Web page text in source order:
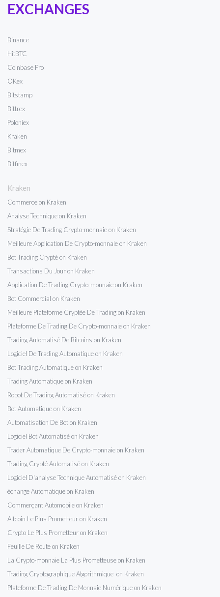
EXCHANGES
Binance
HitBTC
Coinbase Pro
OKex
Bitstamp
Bittrex
Poloniex
Kraken
Bitmex
Bitfinex
Kraken
Commerce on Kraken
Analyse Technique on Kraken
Stratégie De Trading Crypto-monnaie on Kraken
Meilleure Application De Crypto-monnaie on Kraken
Bot Trading Crypté on Kraken
Transactions Du Jour on Kraken
Application De Trading Crypto-monnaie on Kraken
Bot Commercial on Kraken
Meilleure Plateforme Cryptée De Trading on Kraken
Plateforme De Trading De Crypto-monnaie on Kraken
Trading Automatisé De Bitcoins on Kraken
Logiciel De Trading Automatique on Kraken
Bot Trading Automatique on Kraken
Trading Automatique on Kraken
Robot De Trading Automatisé on Kraken
Bot Automatique on Kraken
Automatisation De Bot on Kraken
Logiciel Bot Automatisé on Kraken
Trader Automatique De Crypto-monnaie on Kraken
Trading Crypté Automatisé on Kraken
Logiciel D'analyse Technique Automatisé on Kraken
échange Automatique on Kraken
Commerçant Automobile on Kraken
Altcoin Le Plus Prometteur on Kraken
Crypto Le Plus Prometteur on Kraken
Feuille De Route on Kraken
La Crypto-monnaie La Plus Prometteuse on Kraken
Trading Cryptographique Algorithmique on Kraken
Plateforme De Trading De Monnaie Numérique on Kraken